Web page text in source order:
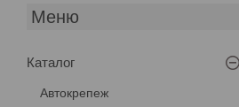
Каталог
Автокрепеж